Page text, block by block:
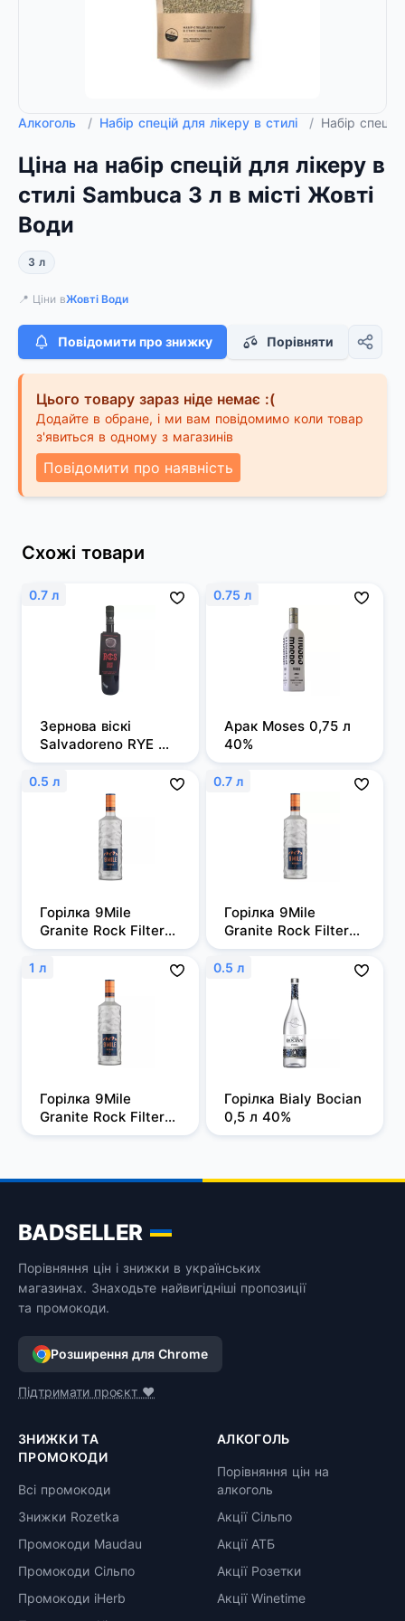
Алкоголь / Набір спецій для лікеру в стилі / Набір
Ціна на набір спецій для лікеру в
стилі Sambuca 3 л в місті Жовті
Води
3 л
📍 Ціни вЖовті Води
Повідомити про знижку Порівняти
Цього товару зараз ніде немає :(
Додайте в обране, і ми вам повідомимо коли товар
з'явиться в одному з магазинів
Повідомити про наявність
Схожі товари
0.7 л
Зернова віскі
Salvadoreno RYE
0,7л 50%
0.75 л
Арак Moses 0,75 л
40%
0.5 л
Горілка 9Mile
Granite Rock Filtered
0,5л, 37,5%
0.7 л
Горілка 9Mile
Granite Rock Filtered
0,7 л, 37,5%
1 л
Горілка 9Mile
Granite Rock Filtered
1 л, 37,5%
0.5 л
Горілка Bialy Bocian
0,5 л 40%
BADSELLER
Порівняння цін і знижки в українських
магазинах. Знаходьте найвигідніші пропозиції
та промокоди.
Розширення для Chrome
Підтримати проєкт ❤️
ЗНИЖКИ ТА
ПРОМОКОДИ
Всі промокоди
Знижки Rozetka
Промокоди Maudau
Промокоди Сільпо
Промокоди iHerb
АЛКОГОЛЬ
Порівняння цін на
алкоголь
Акції Сільпо
Акції АТБ
Акції Розетки
Акції Winetime